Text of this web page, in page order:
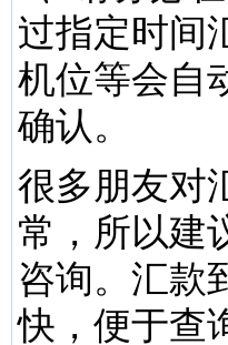
过指定时间
机位等会自
确认。
很多朋友对
常，所以建
咨询。汇款
快，便于查